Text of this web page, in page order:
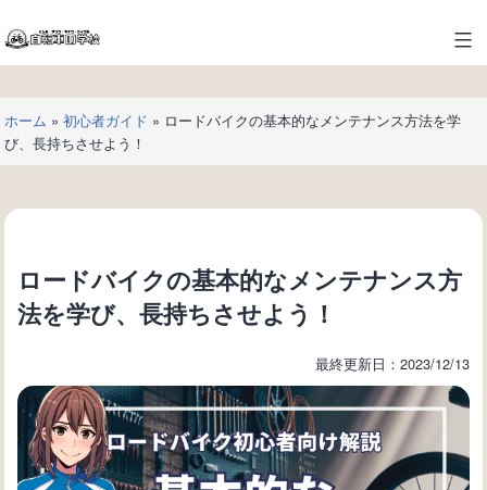
ン
テ
ツ
へ
ス
ッ
自
転
車
の
学
ホーム » 初心者ガイド » ロードバイクの基本的なメンテナンス方法を学
び、長持ちさせよう！
ロードバイクの基本的なメンテナンス方
法を学び、長持ちさせよう！
最終更新日：2023/12/13